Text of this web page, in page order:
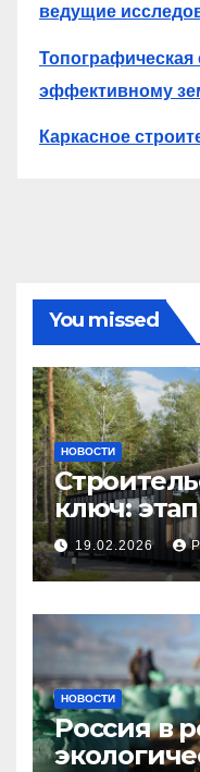
ведущие
Топографическая
эффективному
Каркасное
You missed
НОВОСТИ
ключ:
19.02.2026
НОВОСТИ
Россия в